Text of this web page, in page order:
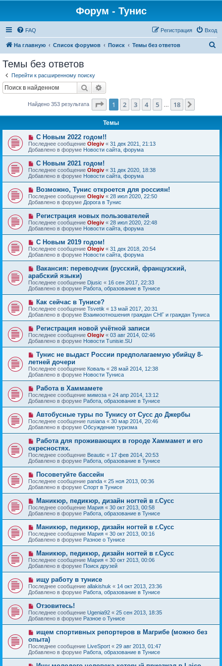
Форум - Тунис
FAQ Вход
Регистрация
На главную Список форумов Поиск Темы без ответов
Темы без ответов
Перейти к расширенному поиску
Поиск
Найдено 353 результата Страница из 18
1 2 3 4 5 18
Темы
Н
о
в
о
с
о
о
б
щ
е
н
и
е
С Новым 2022 годом!!
Последнее сообщение Olegiv « 31 дек 2021, 21:13
Добавлено в форуме Новости сайта, форума
Н
о
в
о
е
с
о
о
б
щ
е
н
и
е
С Новым 2021 годом!
Последнее сообщение Olegiv « 31 дек 2020, 18:38
Добавлено в форуме Новости сайта, форума
Н
о
в
о
е
с
о
о
б
щ
е
н
и
е
Возможно, Тунис откроется для россиян!
Последнее сообщение Olegiv « 28 июл 2020, 22:50
Добавлено в форуме Дорога в Тунис
Н
о
в
о
с
о
о
б
щ
е
н
и
е
Регистрация новых пользователей
Последнее сообщение Olegiv « 28 июл 2020, 22:48
Добавлено в форуме Новости сайта, форума
Н
о
в
о
е
с
о
о
б
щ
е
н
и
е
С Новым 2019 годом!
Последнее сообщение Olegiv « 31 дек 2018, 20:54
Добавлено в форуме Новости сайта, форума
Н
в
о
е
с
о
б
щ
е
н
и
е
Вакансия: переводчик (русский, французский,
арабский языки)
Последнее сообщение Djusic « 16 сен 2017, 22:33
Добавлено в форуме Работа, образование в Тунисе
Н
о
в
о
е
с
о
о
б
щ
е
н
и
е
Как сейчас в Тунисе?
Последнее сообщение Tsvetik « 13 май 2017, 20:31
Добавлено в форуме Взаимоотношения граждан СНГ и граждан Туниса
Н
о
в
о
е
о
о
б
щ
е
н
и
е
Регистрация новой учётной записи
Последнее сообщение Olegiv « 03 авг 2014, 02:46
Добавлено в форуме Новости Tunisie.SU
Н
в
о
е
с
о
б
щ
н
и
е
Тунис не выдаст России предполагаемую убийцу 8-
летней дочери
Последнее сообщение Коваль « 28 май 2014, 12:38
Добавлено в форуме Новости Туниса
Н
о
в
о
с
о
о
б
щ
е
н
и
е
Работа в Хаммамете
Последнее сообщение мимоза « 24 апр 2014, 13:12
Добавлено в форуме Работа, образование в Тунисе
Н
о
в
о
е
с
о
о
б
щ
е
н
и
е
Автобусные туры по Тунису от Сусс до Джербы
Последнее сообщение rusiana « 30 мар 2014, 20:46
Добавлено в форуме Обсуждение туризма
Н
в
о
е
с
о
б
щ
е
н
и
е
Работа для проживающих в городе Хаммамет и его
окресностях.
Последнее сообщение Beautic « 17 фев 2014, 20:53
Добавлено в форуме Работа, образование в Тунисе
Н
о
в
о
е
с
о
о
б
щ
е
н
и
е
Посоветуйте бассейн
Последнее сообщение panda « 25 ноя 2013, 00:36
Добавлено в форуме Спорт в Тунисе
Н
о
в
о
е
с
о
о
б
щ
е
н
и
Маникюр, педикюр, дизайн ногтей в г.Сусс
Последнее сообщение Мария « 30 окт 2013, 00:58
Добавлено в форуме Работа, образование в Тунисе
Н
о
в
о
е
с
о
о
б
щ
е
н
и
е
Маникюр, педикюр, дизайн ногтей в г.Сусс
Последнее сообщение Мария « 30 окт 2013, 00:16
Добавлено в форуме Разное о Тунисе
Н
о
в
о
с
о
о
б
щ
е
н
и
Маникюр, педикюр, дизайн ногтей в г.Сусс
Последнее сообщение Мария « 30 окт 2013, 00:06
Добавлено в форуме Поиск друзей
Н
о
в
о
с
о
о
б
щ
е
н
и
е
ищу работу в тунисе
Последнее сообщение allakishuk « 14 окт 2013, 23:36
Добавлено в форуме Работа, образование в Тунисе
Н
о
в
о
с
о
о
б
щ
е
Отзовитесь!
Последнее сообщение Ugenia92 « 25 сен 2013, 18:35
Добавлено в форуме Разное о Тунисе
Н
в
о
е
с
ищем спортивных репортеров в Магрибе (можно без
опыта)
Последнее сообщение LiveSport « 29 авг 2013, 01:47
Добавлено в форуме Работа, образование в Тунисе
Н